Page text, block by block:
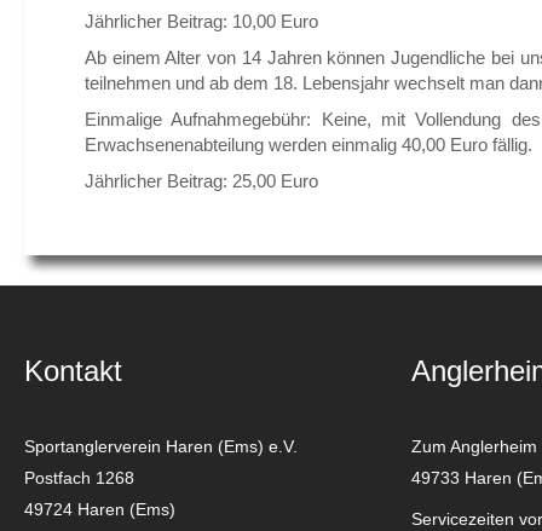
Jährlicher Beitrag: 10,00 Euro
Ab einem Alter von 14 Jahren können Jugendliche bei
teilnehmen und ab dem 18. Lebensjahr wechselt man
Einmalige Aufnahmegebühr: Keine, mit Vollendung
Erwachsenenabteilung werden einmalig 40,00 Euro fällig.
Jährlicher Beitrag: 25,00 Euro
Kontakt
Sportanglerverein Haren (Ems) e.V.
Postfach 1268
49724 Haren (Ems)
Zum Anglerheim
49733 Haren
Servicezeiten